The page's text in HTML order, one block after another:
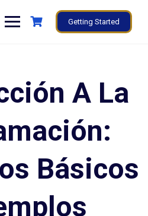
Getting Started
A La
Básicos